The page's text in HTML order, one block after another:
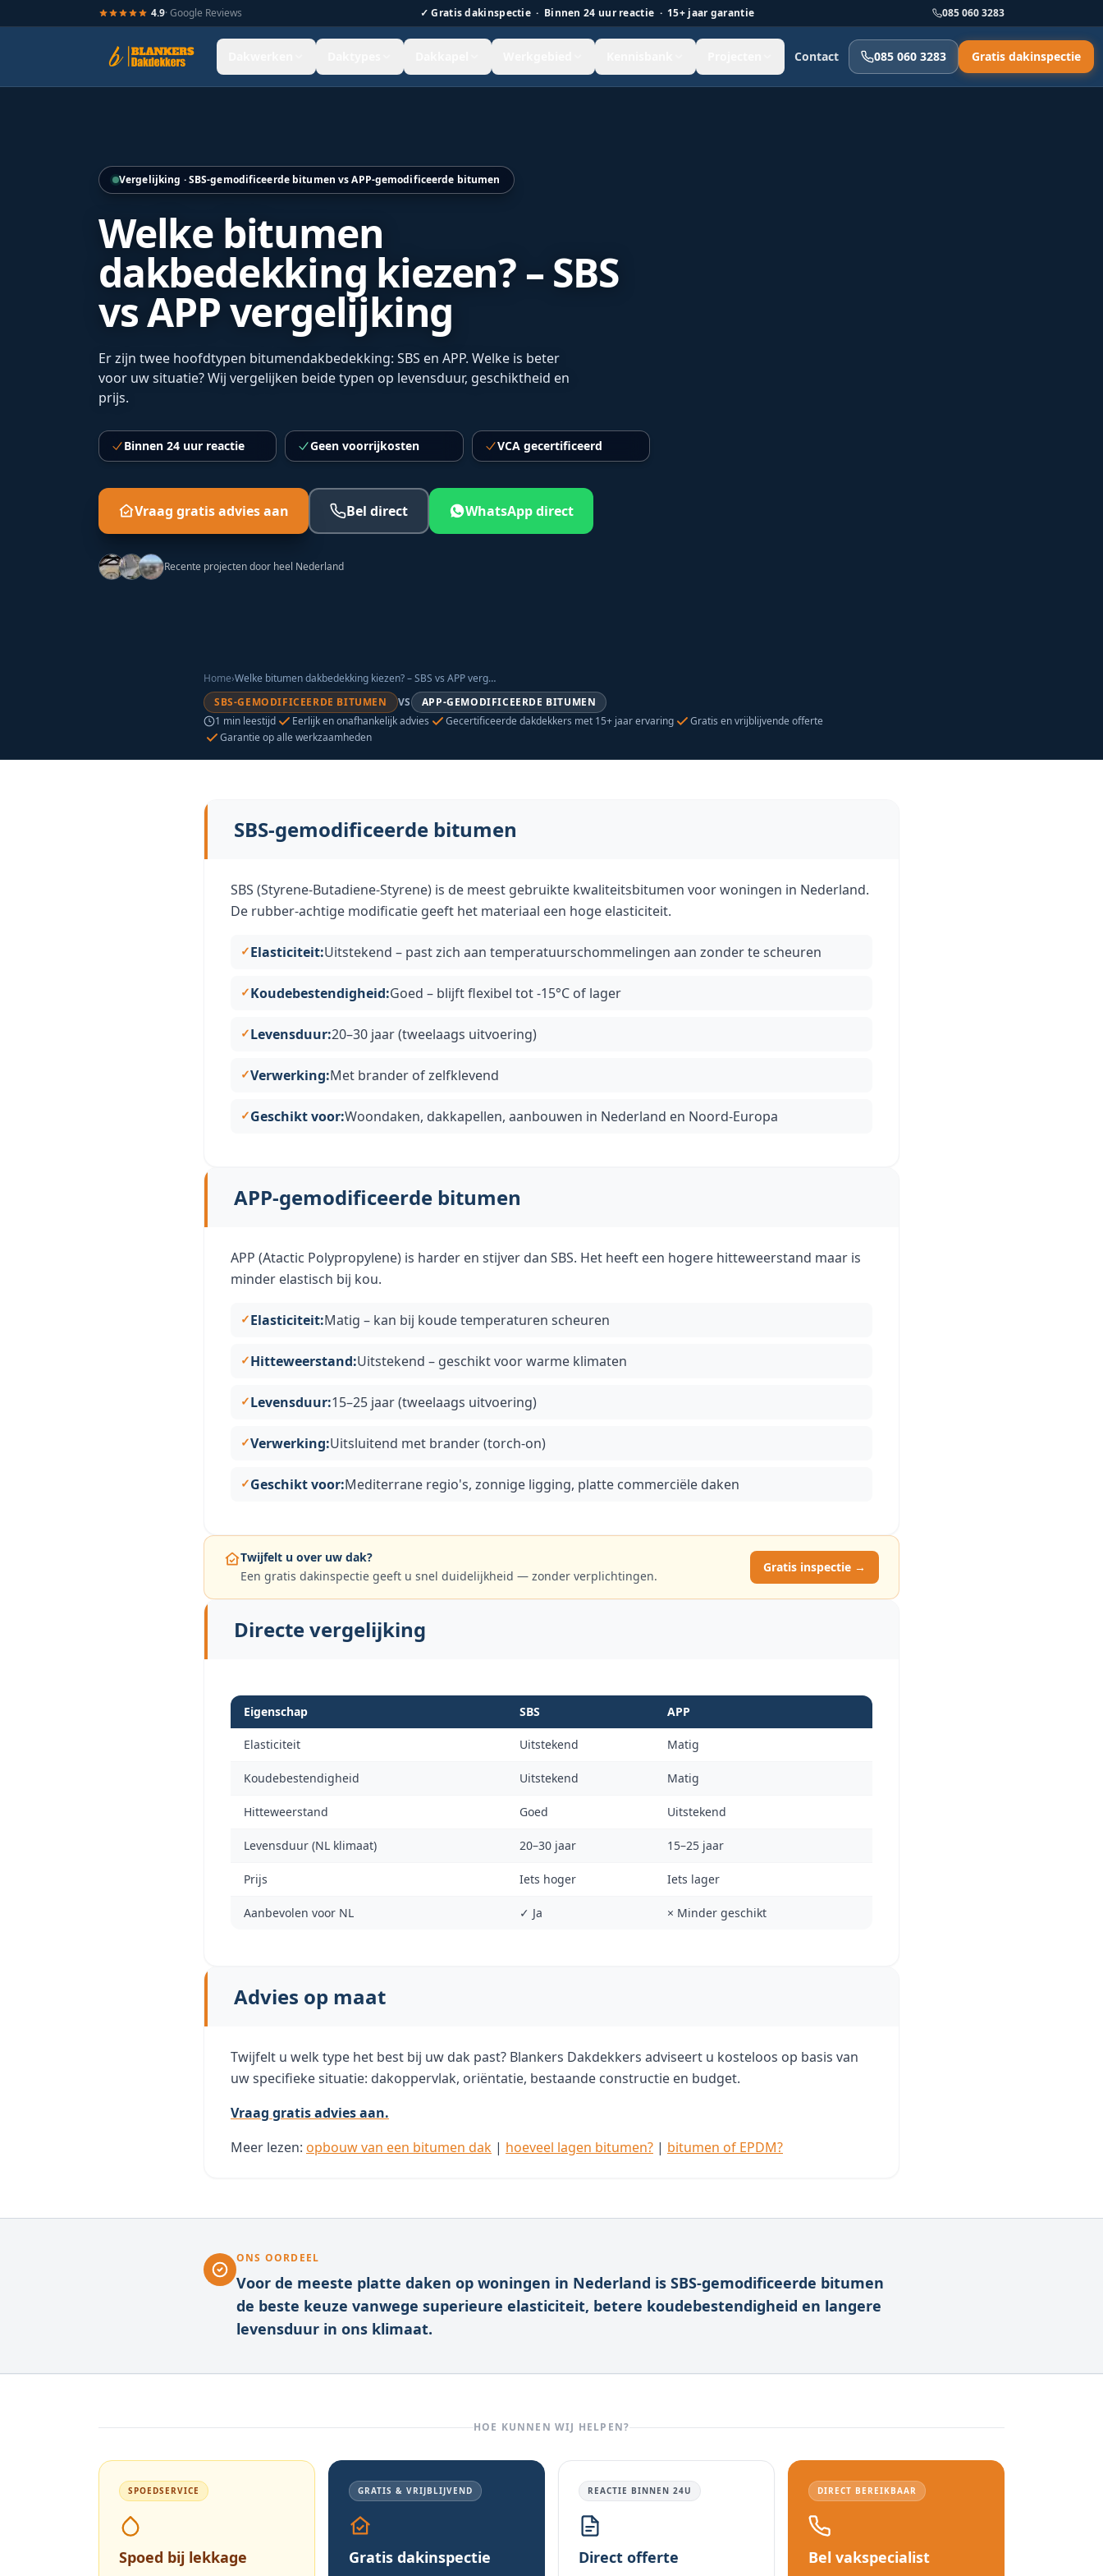
4.9· Google Reviews ✓Gratis dakinspectie · Binnen 24 uur reactie · 15+ jaar garantie 085 060 3283
Contact 085 060 3283 Gratis dakinspectie
Vergelijking · SBS-gemodificeerde bitumen vs APP-gemodificeerde bitumen
Welke bitumen
dakbedekking kiezen? – SBS
vs APP vergelijking
Er zijn twee hoofdtypen bitumendakbedekking: SBS en APP. Welke is beter
voor uw situatie? Wij vergelijken beide typen op levensduur, geschiktheid en
prijs.
Binnen 24 uur reactie Geen voorrijkosten VCA gecertificeerd
Vraag gratis advies aan Bel direct WhatsApp direct
Recente projecten door heel Nederland
Home›
Welke bitumen dakbedekking kiezen? – SBS vs APP vergelijking
SBS-GEMODIFICEERDE BITUMEN
VS
APP-GEMODIFICEERDE BITUMEN
1 min leestijd Eerlijk en onafhankelijk advies Gecertificeerde dakdekkers met 15+ jaar ervaring
Gratis en vrijblijvende offerte
Garantie op alle werkzaamheden
SBS-gemodificeerde bitumen
SBS (Styrene-Butadiene-Styrene) is de meest gebruikte kwaliteitsbitumen voor woningen in Nederland.
De rubber-achtige modificatie geeft het materiaal een hoge elasticiteit.
Elasticiteit:Uitstekend – past zich aan temperatuurschommelingen aan zonder te scheuren
Koudebestendigheid:Goed – blijft flexibel tot -15°C of lager
Levensduur:20–30 jaar (tweelaags uitvoering)
Verwerking:Met brander of zelfklevend
Geschikt voor:Woondaken, dakkapellen, aanbouwen in Nederland en Noord-Europa
APP-gemodificeerde bitumen
APP (Atactic Polypropylene) is harder en stijver dan SBS. Het heeft een hogere hitteweerstand maar is
minder elastisch bij kou.
Elasticiteit:Matig – kan bij koude temperaturen scheuren
Hitteweerstand:Uitstekend – geschikt voor warme klimaten
Levensduur:15–25 jaar (tweelaags uitvoering)
Verwerking:Uitsluitend met brander (torch-on)
Geschikt voor:Mediterrane regio's, zonnige ligging, platte commerciële daken
Twijfelt u over uw dak?
Een gratis dakinspectie geeft u snel duidelijkheid — zonder verplichtingen.
Gratis inspectie →
Directe vergelijking
Eigenschap SBS APP
Elasticiteit Uitstekend Matig
Koudebestendigheid Uitstekend Matig
Hitteweerstand Goed Uitstekend
Levensduur (NL klimaat) 20–30 jaar 15–25 jaar
Prijs Iets hoger Iets lager
Aanbevolen voor NL ✓ Ja × Minder geschikt
Advies op maat
Twijfelt u welk type het best bij uw dak past? Blankers Dakdekkers adviseert u kosteloos op basis van
uw specifieke situatie: dakoppervlak, oriëntatie, bestaande constructie en budget.
Vraag gratis advies aan.
Meer lezen: opbouw van een bitumen dak | hoeveel lagen bitumen? | bitumen of EPDM?
ONS OORDEEL
Voor de meeste platte daken op woningen in Nederland is SBS-gemodificeerde bitumen
de beste keuze vanwege superieure elasticiteit, betere koudebestendigheid en langere
levensduur in ons klimaat.
HOE KUNNEN WIJ HELPEN?
SPOEDSERVICE
Spoed bij lekkage
GRATIS & VRIJBLIJVEND
Gratis dakinspectie
REACTIE BINNEN 24U
Direct offerte
DIRECT BEREIKBAAR
Bel vakspecialist